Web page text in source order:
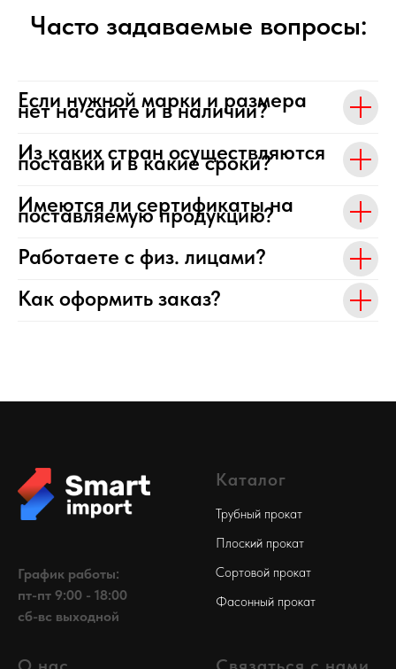
Часто задаваемые вопросы:
Если нужной марки и размера
нет на сайте и в наличии?
Из каких стран осуществляются
поставки и в какие сроки?
Имеются ли сертификаты на
поставляемую продукцию?
Работаете с физ. лицами?
Как оформить заказ?
График работы:
пт-пт 9:00 - 18:00
сб-вс выходной
Каталог
Трубный прокат
Плоский прокат
Сортовой прокат
Фасонный прокат